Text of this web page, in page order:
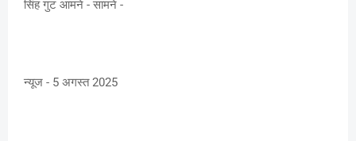
सिंह गुट आमने - सामने -
न्यूज - 5 अगस्त 2025